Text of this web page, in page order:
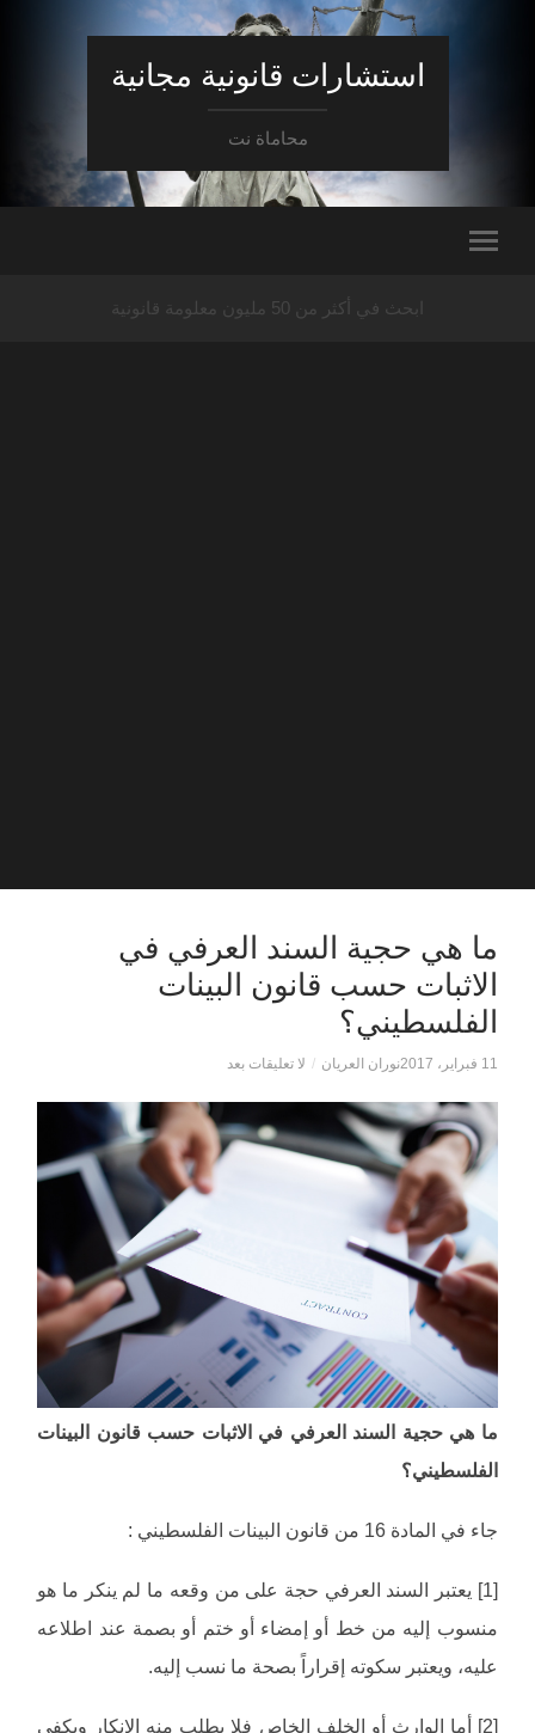
استشارات قانونية مجانية
محاماة نت
ابحث في أكثر من 50 مليون معلومة قانونية
ما هي حجية السند العرفي في
الاثبات حسب قانون البينات
الفلسطيني؟
11 فبراير، 2017 نوران العريان / لا تعليقات بعد
ما هي حجية السند العرفي في الاثبات حسب قانون البينات
الفلسطيني؟
جاء في المادة 16 من قانون البينات الفلسطيني :
[1] يعتبر السند العرفي حجة على من وقعه ما لم ينكر ما هو
منسوب إليه من خط أو إمضاء أو ختم أو بصمة عند اطلاعه
عليه، ويعتبر سكوته إقراراً بصحة ما نسب إليه.
[2] أما الوارث أو الخلف الخاص فلا يطلب منه الإنكار ويكفي